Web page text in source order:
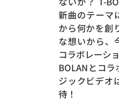
新曲のテーマ
から何かを創
な想いから、
コラボレーシ
BOLANとコ
ジックビデオ
待！